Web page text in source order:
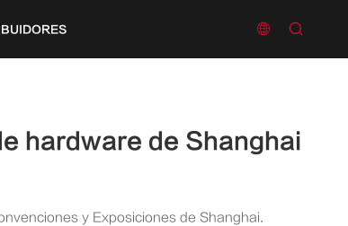
 
hardware de Shanghai
y Exposiciones de Shanghai.